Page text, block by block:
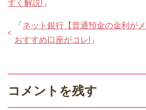
すく解説! 」
「 ネット銀行【普通預金の金利が
おすすめ口座がコレ! 」
コメントを残す